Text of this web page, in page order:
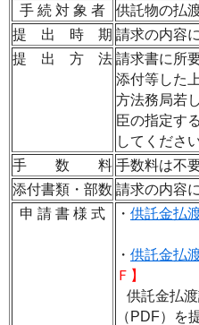
手 続 対 象 者
供託物の払
提 出 時 期 請求の内容
提 出 方 法 請求書に所
添付等した上
方法務局若
臣の指定す
してください
手 数 料 手数料は不
添付書類・部数 請求の内容
申 請 書 様 式
・ 供託金払
・ 供託金払
Ｆ】
供託金払
（PDF）を